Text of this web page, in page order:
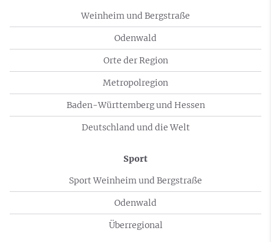
Weinheim und Bergstraße
Odenwald
Orte der Region
Metropolregion
Baden-Württemberg und Hessen
Deutschland und die Welt
Sport
Sport Weinheim und Bergstraße
Odenwald
Überregional